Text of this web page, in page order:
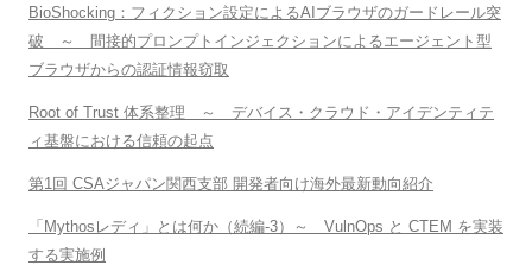
BioShocking：フィクション設定によるAIブラウザのガードレール突
破 ～ 間接的プロンプトインジェクションによるエージェント型
ブラウザからの認証情報窃取
Root of Trust 体系整理 ～ デバイス・クラウド・アイデンティテ
ィ基盤における信頼の起点
第1回 CSAジャパン関西支部 開発者向け海外最新動向紹介
「Mythosレディ」とは何か（続編-3）～ VulnOps と CTEM を実装
する実施例